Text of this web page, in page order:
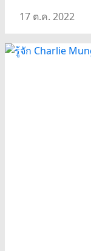
17 ต.ค. 2022